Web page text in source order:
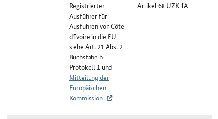
Registrierter
Ausführer für
Ausfuhren von Côte
d’Ivoire in die EU -
siehe Art. 21 Abs. 2
Buchstabe b
Protokoll 1 und
Mitteilung der
Europäischen
Kommission
Artikel 68 UZK-IA